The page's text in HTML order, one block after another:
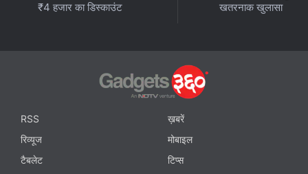
₹4 हजार का डिस्काउंट
खतरनाक खुलासा
RSS
ख़बरें
रिव्यूज
मोबाइल
टैबलेट
टिप्स